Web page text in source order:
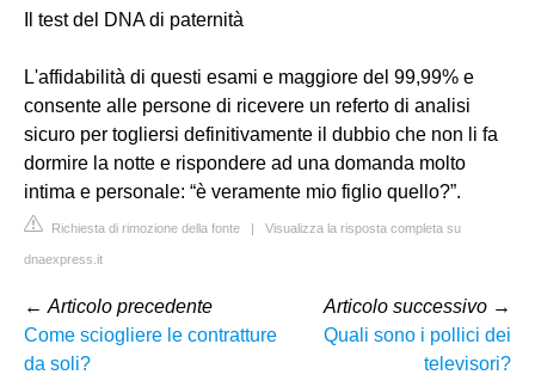
Il test del DNA di paternità
L'affidabilità di questi esami e maggiore del 99,99% e
consente alle persone di ricevere un referto di analisi
sicuro per togliersi definitivamente il dubbio che non li fa
dormire la notte e rispondere ad una domanda molto
intima e personale: “è veramente mio figlio quello?”.
Richiesta di rimozione della fonte | Visualizza la risposta completa su
dnaexpress.it
← Articolo precedente
Come sciogliere le contratture
da soli?
Articolo successivo →
Quali sono i pollici dei
televisori?